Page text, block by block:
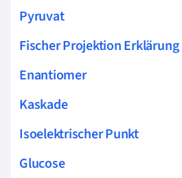
Pyruvat
Fischer Projektion Erklärung
Enantiomer
Kaskade
Isoelektrischer Punkt
Glucose